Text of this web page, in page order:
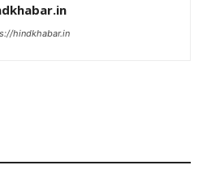
hindkhabar.in